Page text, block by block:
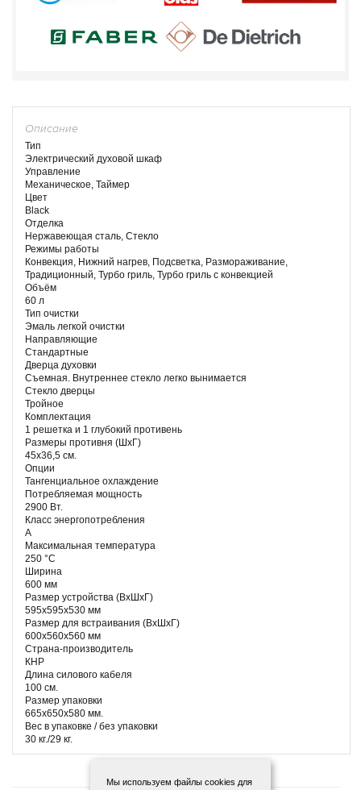
Описание
Тип
Электрический духовой шкаф
Управление
Механическое, Таймер
Цвет
Black
Отделка
Нержавеющая сталь, Стекло
Режимы работы
Конвекция, Нижний нагрев, Подсветка, Размораживание,
Традиционный, Турбо гриль, Турбо гриль с конвекцией
Объём
60 л
Тип очистки
Эмаль легкой очистки
Направляющие
Стандартные
Дверца духовки
Съемная. Внутреннее стекло легко вынимается
Стекло дверцы
Тройное
Комплектация
1 решетка и 1 глубокий противень
Размеры противня (ШхГ)
45х36,5 см.
Опции
Тангенциальное охлаждение
Потребляемая мощность
2900 Вт.
Класс энергопотребления
А
Максимальная температура
250 °С
Ширина
600 мм
Размер устройства (ВхШхГ)
595х595х530 мм
Размер для встраивания (ВхШхГ)
600х560х560 мм
Страна-производитель
КНР
Длина силового кабеля
100 см.
Размер упаковки
665х650х580 мм.
Вес в упаковке / без упаковки
30 кг./29 кг.
Мы используем файлы cookies для